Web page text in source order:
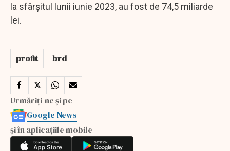
la sfârşitul lunii iunie 2023, au fost de 74,5 miliarde
lei.
profit brd
Urmăriți-ne și pe
Google News
și în aplicațiile mobile